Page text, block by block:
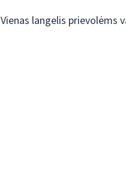
Vienas langelis prievolėms